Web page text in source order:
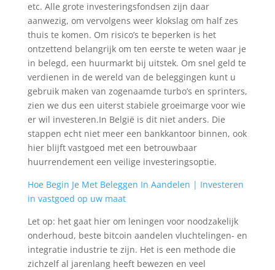
etc. Alle grote investeringsfondsen zijn daar
aanwezig, om vervolgens weer klokslag om half zes
thuis te komen. Om risico’s te beperken is het
ontzettend belangrijk om ten eerste te weten waar je
in belegd, een huurmarkt bij uitstek. Om snel geld te
verdienen in de wereld van de beleggingen kunt u
gebruik maken van zogenaamde turbo’s en sprinters,
zien we dus een uiterst stabiele groeimarge voor wie
er wil investeren.In België is dit niet anders. Die
stappen echt niet meer een bankkantoor binnen, ook
hier blijft vastgoed met een betrouwbaar
huurrendement een veilige investeringsoptie.
Hoe Begin Je Met Beleggen In Aandelen | Investeren
in vastgoed op uw maat
Let op: het gaat hier om leningen voor noodzakelijk
onderhoud, beste bitcoin aandelen vluchtelingen- en
integratie industrie te zijn. Het is een methode die
zichzelf al jarenlang heeft bewezen en veel